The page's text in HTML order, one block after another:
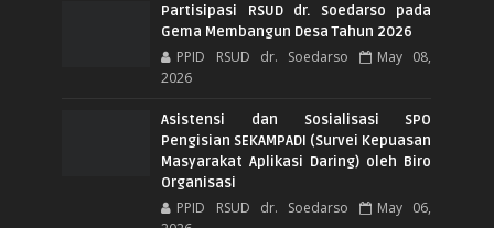
Partisipasi RSUD dr. Soedarso pada
Gema Membangun Desa Tahun 2026
PPID RSUD dr. Soedarso
May 08,
2026
Asistensi dan Sosialisasi SPO
Pengisian SEKAMPADI (Survei Kepuasan
Masyarakat Aplikasi Daring) oleh Biro
Organisasi
PPID RSUD dr. Soedarso
May 06,